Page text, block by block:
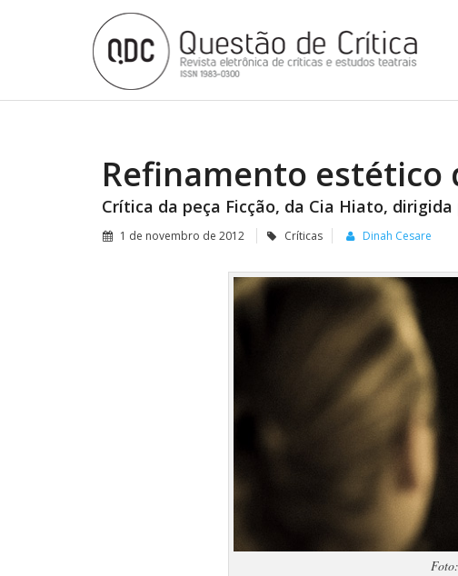
Refinamento estético
Crítica da peça Ficção, da Cia Hiato,
1 de novembro de 2012 Críticas Dinah Cesare